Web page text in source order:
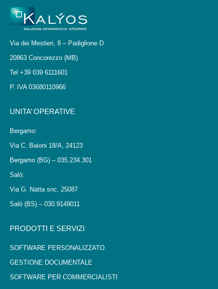
Via dei Mestieri, 8 – Padiglione D
20863 Concorezzo (MB)
Tel +39 039 6111601
P. IVA 03680110966
UNITA’ OPERATIVE
Bergamo:
Via C. Baioni 18/A, 24123
Bergamo (BG) – 035.234.301
Salò:
Via G. Natta snc, 25087
Salò (BS) – 030.9149011
PRODOTTI E SERVIZI
SOFTWARE PERSONALIZZATO
GESTIONE DOCUMENTALE
SOFTWARE PER COMMERCIALISTI